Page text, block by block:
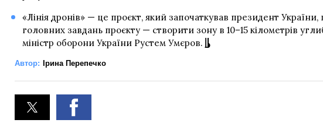
«Лінія дронів» — це проєкт, який започаткував президент
головних завдань проєкту — створити зону в 10–15 кілометрів
міністр оборони України Рустем Умєров.
Автор: Ірина Перепечко